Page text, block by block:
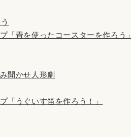
「畳を使ったコースターを作ろう」
聞かせ人形劇
「うぐいす笛を作ろう！」